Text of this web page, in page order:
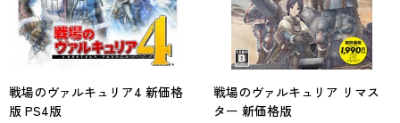
戦場のヴァルキュリア4 新価格
版 PS4版
戦場のヴァルキュリア リマス
ター 新価格版